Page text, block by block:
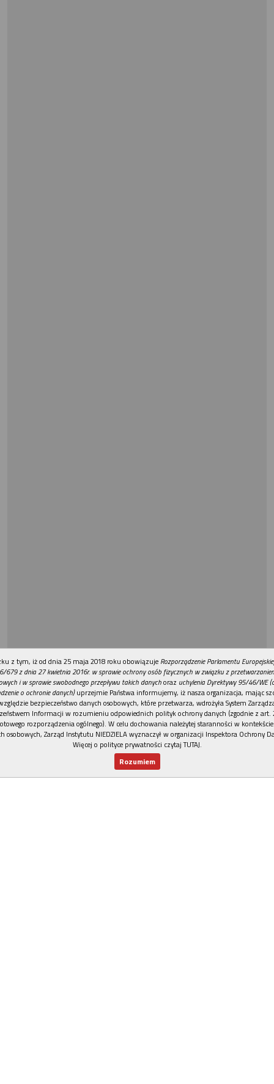
REKLAMA
z tym, iż od dnia 25 maja 2018 roku obowiązuje Rozporządzenie Parlamentu
679 z dnia 27 kwietnia 2016r. w sprawie ochrony osób fizycznych w związku z
i w sprawie swobodnego przepływu takich danychoraz uchylenia Dyrektywy 95/46/WE
o ochronie danych)uprzejmie Państwa informujemy, iż nasza organizacja, mając
bezpieczeństwo danych osobowych, które przetwarza, wdrożyła System
Informacji w rozumieniu odpowiednich polityk ochrony danych (zgodnie z art.
rozporządzenia ogólnego). W celu dochowania należytej staranności w
osobowych, Zarząd Instytutu NIEDZIELA wyznaczył w organizacji Inspektora Ochrony
Więcej o polityce prywatności czytaj TUTAJ.
Rozumiem